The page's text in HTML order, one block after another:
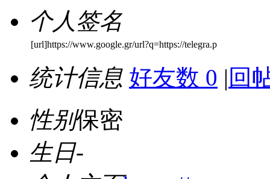
个人签名
[url]https://www.google.gr/url?q=https://telegra.p
统计信息 好友数 0 | 回
性别保密
生日-